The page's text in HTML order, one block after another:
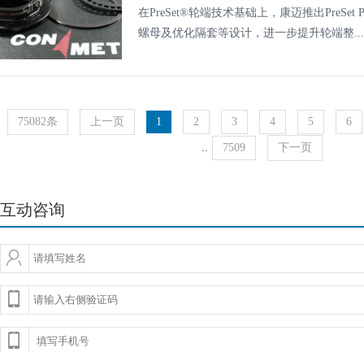
在PreSet®轮端技术基础上，康迈推出PreSet
螺母及优化隔套等设计，进一步提升轮端整...
75082条 上一页 1 2 3 4 5 6
.. 7509 下一页
互动咨询